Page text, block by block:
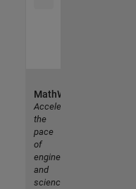
MathWorks
Accelerating
the
pace
of
engineering
and
science